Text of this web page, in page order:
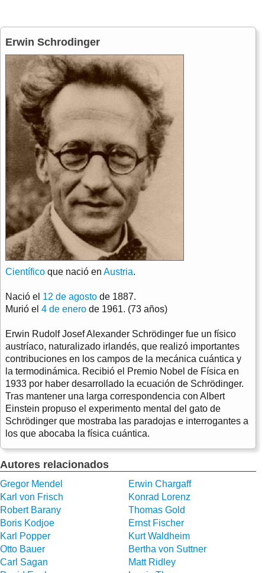
Erwin Schrodinger
Científico que nació en Austria.
Nació el 12 de agosto de 1887.
Murió el 4 de enero de 1961. (73 años)
Erwin Rudolf Josef Alexander Schrödinger fue un físico
austríaco, naturalizado irlandés, que realizó importantes
contribuciones en los campos de la mecánica cuántica y
la termodinámica. Recibió el Premio Nobel de Física en
1933 por haber desarrollado la ecuación de Schrödinger.
Tras mantener una larga correspondencia con Albert
Einstein propuso el experimento mental del gato de
Schrödinger que mostraba las paradojas e interrogantes a
los que abocaba la física cuántica.
Autores relacionados
Gregor Mendel
Erwin Chargaff
Karl von Frisch
Konrad Lorenz
Robert Barany
Thomas Gold
Boris Kodjoe
Ernst Fischer
Karl Popper
Kurt Waldheim
Otto Bauer
Bertha von Suttner
Carl Sagan
Matt Ridley